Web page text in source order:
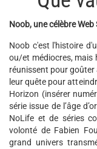
Noob, une célèbre Web
Noob c'est l'histoire
ou/et médiocres, mais
réunissent pour
leur quête pour
Horizon (insérer
série issue de l’âge
NoLife et de séries
volonté de Fabien
grand univers